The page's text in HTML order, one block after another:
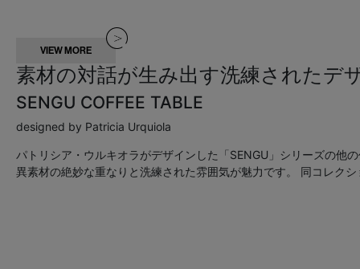
VIEW MORE
素材の対話が生み出す洗練されたデ
SENGU COFFEE TABLE
designed by Patricia Urquiola
パトリシア・ウルキオラがデザインした「SENGU」シリーズの他
異素材の絶妙な重なりと洗練された雰囲気が魅力です。
同コレク